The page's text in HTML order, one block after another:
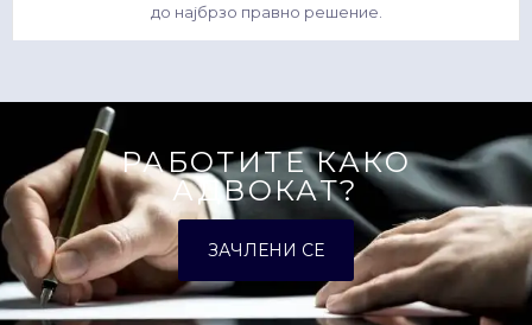
до најбрзо правно решение.
РАБОТИТЕ КАКО
АДВОКАТ?
ЗАЧЛЕНИ СЕ